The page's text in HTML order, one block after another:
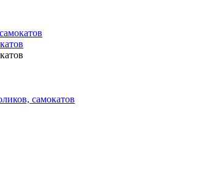
самокатов